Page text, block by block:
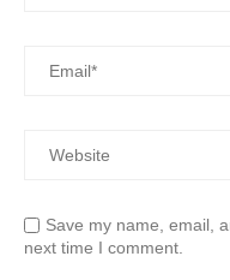
Save my name, email,
next time I comment.